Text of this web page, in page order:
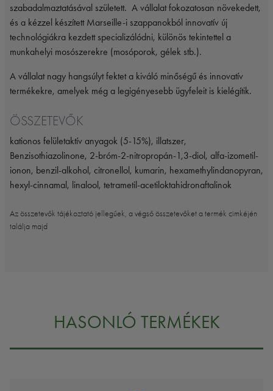
szabadalmaztatásával született. A vállalat fokozatosan növekedett,
és a kézzel készített Marseille-i szappanokból innovatív új
technológiákra kezdett specializálódni, különös tekintettel a
munkahelyi mosószerekre (mosóporok, gélek stb.).
A vállalat nagy hangsúlyt fektet a kiváló minőségű és innovatív
termékekre, amelyek még a legigényesebb ügyfeleit is kielégítik.
ÖSSZETEVŐK
kationos felületaktív anyagok (5-15%), illatszer,
Benzisothiazolinone, 2-bróm-2-nitropropán-1,3-diol, alfa-izometil-
ionon, benzil-alkohol, citronellol, kumarin, hexamethylindanopyran,
hexyl-cinnamal, linalool, tetrametil-acetiloktahidronaftalinok
Az összetevők tájékoztató jellegűek, a végső összetevőket a termék cimkéjén
találja majd
HASONLÓ TERMÉKEK